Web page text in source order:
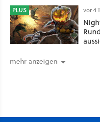
PLUS vor 4
mehr anzeigen